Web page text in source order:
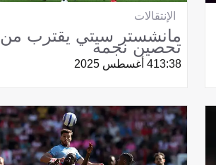
الإنتقالات
مانشستر سيتي يقترب من
تحصين نجمه
13:384 أغسطس 2025